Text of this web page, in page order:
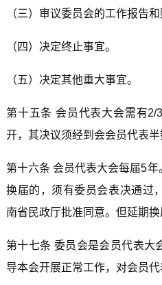
（三）审议委员会的工作报告
（四）决定终止事宜。
（五）决定其他重大事宜。
第十五条 会员代表大会需有2/
开，其决议须经到会会员代表
第十六条 会员代表大会每届5
换届的，须有委员会表决通过
南省民政厅批准同意。但延期
第十七条 委员会是会员代表大
导本会开展正常工作，对会员代